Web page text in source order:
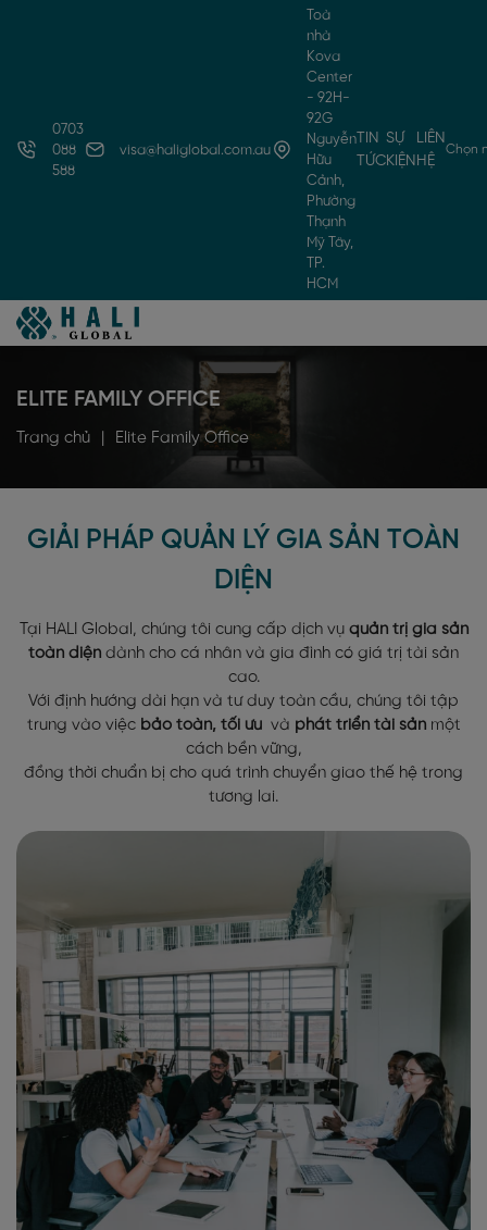
0703
088
588
visa@haliglobal.com.au
Toà
nhà
Kova
Center
- 92H-
92G
Nguyễn
Hữu
Cảnh,
Phường
Thạnh
Mỹ Tây,
TP.
HCM
TIN
TỨC
SỰ
KIỆN
LIÊN
HỆ
Chọn
ELITE FAMILY OFFICE
Trang chủ Elite Family Office
GIẢI PHÁP QUẢN LÝ GIA SẢN TOÀN
DIỆN
Tại HALI Global, chúng tôi cung cấp dịch vụ quản trị gia sản
toàn diện dành cho cá nhân và gia đình có giá trị tài sản
cao.
Với định hướng dài hạn và tư duy toàn cầu, chúng tôi tập
trung vào việc bảo toàn, tối ưu và phát triển tài sảnmột
cách bền vững,
đồng thời chuẩn bị cho quá trình chuyển giao thế hệ trong
tương lai.